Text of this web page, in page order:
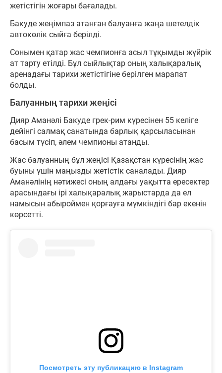
жетістігін жоғары бағалады.
Бакуде жеңімпаз атанған балуанға жаңа шетелдік
автокөлік сыйға берілді.
Сонымен қатар жас чемпионға асыл тұқымды жүйрік
ат тарту етілді. Бұл сыйлықтар оның халықаралық
аренадағы тарихи жетістігіне берілген марапат
болды.
Балуанның тарихи жеңісі
Дияр Аманәлі Бакуде грек-рим күресінен 55 келіге
дейінгі салмақ санатында барлық қарсыласынан
басым түсіп, әлем чемпионы атанды.
Жас балуанның бұл жеңісі Қазақстан күресінің жас
буыны үшін маңызды жетістік саналады. Дияр
Аманәлінің нәтижесі оның алдағы уақытта ересектер
арасындағы ірі халықаралық жарыстарда да ел
намысын абыроймен қорғауға мүмкіндігі бар екенін
көрсетті.
Посмотреть эту публикацию в Instagram